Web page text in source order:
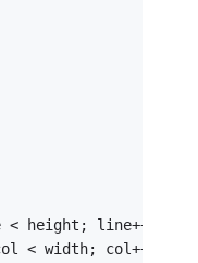
height; line++) {
< width; col++) {